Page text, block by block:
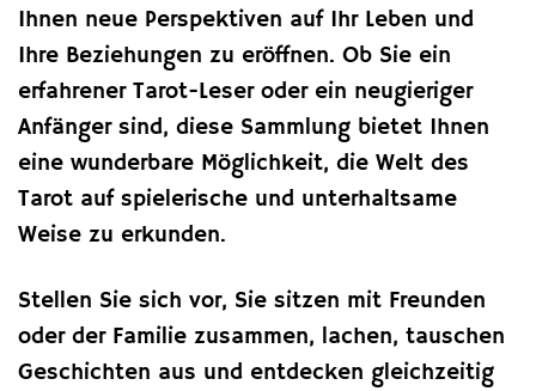
Ihnen neue Perspektiven auf Ihr Leben und
Ihre Beziehungen zu eröffnen. Ob Sie ein
erfahrener Tarot-Leser oder ein neugieriger
Anfänger sind, diese Sammlung bietet Ihnen
eine wunderbare Möglichkeit, die Welt des
Tarot auf spielerische und unterhaltsame
Weise zu erkunden.
Stellen Sie sich vor, Sie sitzen mit Freunden
oder der Familie zusammen, lachen, tauschen
Geschichten aus und entdecken gleichzeitig